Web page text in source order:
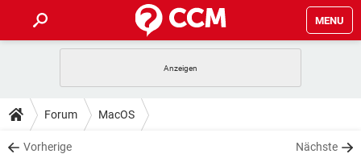
MENU
ANDROID
WINDOWS 10
TIPPS & TRICKS
SPIELE
DOWNLOADS
Forum MacOS
Vorherige Nächste